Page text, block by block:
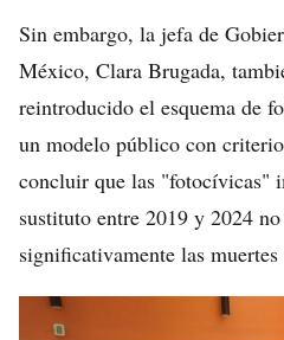
Sin embargo, la jefa de
México, Clara Brugada,
reintroducido el esquema de
un modelo público con
concluir que las "fotocívicas"
sustituto entre 2019 y 2024
significativamente las